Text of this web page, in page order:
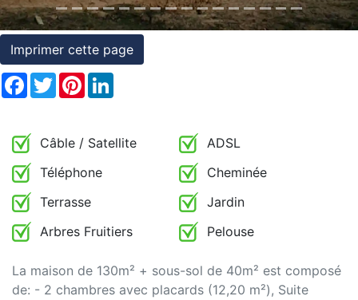
Imprimer cette page
Facebook
TwitterPinterest
Câble / Satellite
ADSL
Téléphone
Cheminée
Terrasse
Jardin
Arbres Fruitiers
Pelouse
La maison de 130m² + sous-sol de 40m² est composé
de: - 2 chambres avec placards (12,20 m²), Suite